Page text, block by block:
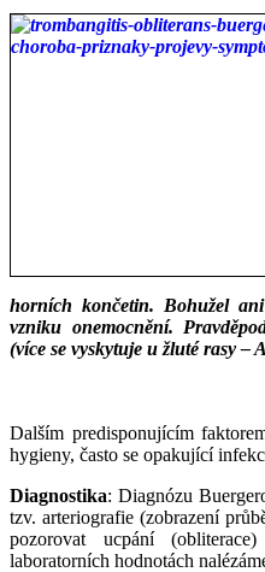
horních končetin. Bohužel
vzniku onemocnění.
(více se vyskytuje u žluté rasy –
Dalším predisponujícím
hygieny, často se opakující
Diagnostika: Diagnózu
tzv. arteriografie (zobrazení
pozorovat ucpání
laboratorních hodnotách